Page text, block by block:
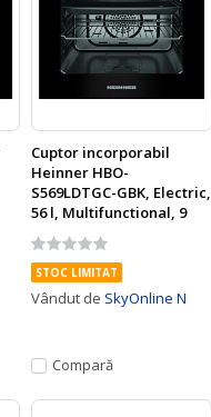
Cuptor incorporabil
Heinner HBO-
S569LDTGC-GBK, Electric,
56 l, Multifunctional, 9
Functi, GRILL, Display
Touch, Clasa A, Sticla
Neagra
Rating:
0%
STOC LIMITAT
Vândut de SkyOnline N
Compară